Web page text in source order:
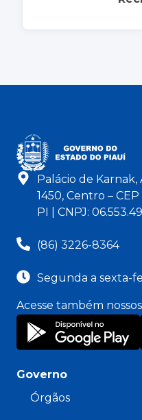
Palácio de Karnak,
1450, Centro –
PI | CNPJ:
(86) 3226-8364
Segunda a sexta-
Acesse também
Governo
Órgãos